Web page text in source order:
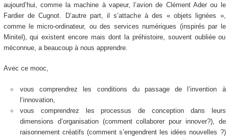
aujourd’hui, comme la machine à vapeur, l’avion de Clément Ader ou le
Fardier de Cugnot. D’autre part, il s’attache à des « objets lignées »,
comme le micro-ordinateur, ou des services numériques (inspirés par le
Minitel), qui existent encore mais dont la préhistoire, souvent oubliée ou
méconnue, a beaucoup à nous apprendre.
Avec ce mooc,
vous comprendrez les conditions du passage de l’invention à
l‘innovation,
vous comprendrez les processus de conception dans leurs
dimensions d’organisation (comment collaborer pour innover?), de
raisonnement créatifs (comment s’engendrent les idées nouvelles ?)